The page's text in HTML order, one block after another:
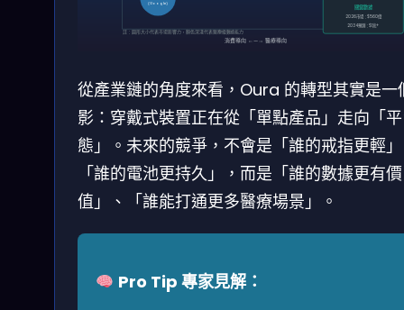
消費導向 ←—→ 醫療導向
(Google)
註：圓形大小代表市場影響力，顏色深淺代表醫療級數據能力
關鍵數據
2026市場：$560億
2034預測：$1兆+
從產業鏈的角度來看，Oura 的轉型其實是一
影：穿戴式裝置正在從「單點產品」走向「
態」。未來的競爭，不會是「誰的戒指更輕
「誰的電池更持久」，而是「誰的數據更有價
值」、「誰能打通更多醫療場景」。
Pro Tip 專家見解：